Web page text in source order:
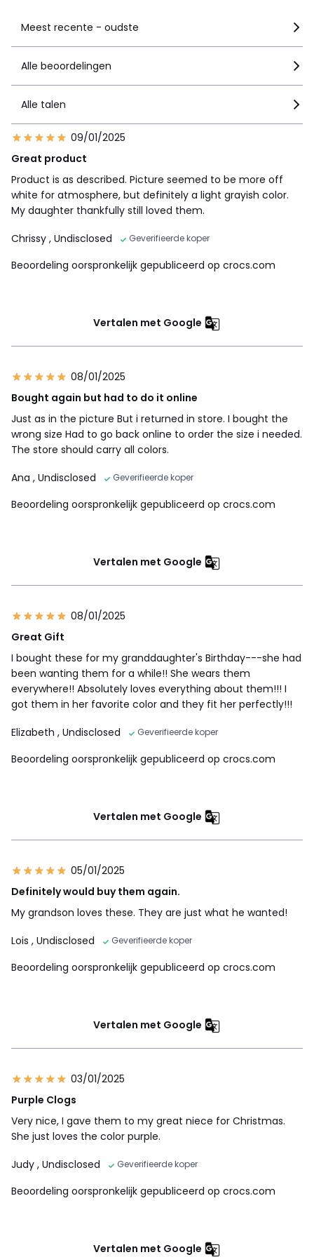
Meest recente - oudste
Alle beoordelingen
Alle talen
09/01/2025
Great product
Product is as described. Picture seemed to be more off
white for atmosphere, but definitely a light grayish color.
My daughter thankfully still loved them.
Chrissy , Undisclosed Geverifieerde koper
Beoordeling oorspronkelijk gepubliceerd op crocs.com
Vertalen met Google
08/01/2025
Bought again but had to do it online
Just as in the picture But i returned in store. I bought the
wrong size Had to go back online to order the size i needed.
The store should carry all colors.
Ana , Undisclosed Geverifieerde koper
Beoordeling oorspronkelijk gepubliceerd op crocs.com
Vertalen met Google
08/01/2025
Great Gift
I bought these for my granddaughter's Birthday---she had
been wanting them for a while!! She wears them
everywhere!! Absolutely loves everything about them!!! I
got them in her favorite color and they fit her perfectly!!!
Elizabeth , Undisclosed Geverifieerde koper
Beoordeling oorspronkelijk gepubliceerd op crocs.com
Vertalen met Google
05/01/2025
Definitely would buy them again.
My grandson loves these. They are just what he wanted!
Lois , Undisclosed Geverifieerde koper
Beoordeling oorspronkelijk gepubliceerd op crocs.com
Vertalen met Google
03/01/2025
Purple Clogs
Very nice, I gave them to my great niece for Christmas.
She just loves the color purple.
Judy , Undisclosed Geverifieerde koper
Beoordeling oorspronkelijk gepubliceerd op crocs.com
Vertalen met Google